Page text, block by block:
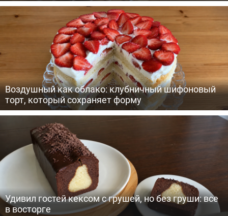
Воздушный как облако: клубничный шифоновый
торт, который сохраняет форму
Удивил гостей кексом с грушей, но без груши: все
в восторге